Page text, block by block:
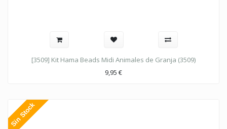
[3509] Kit Hama Beads Midi Animales de Granja (3509)
9,95 €
Sin Stock